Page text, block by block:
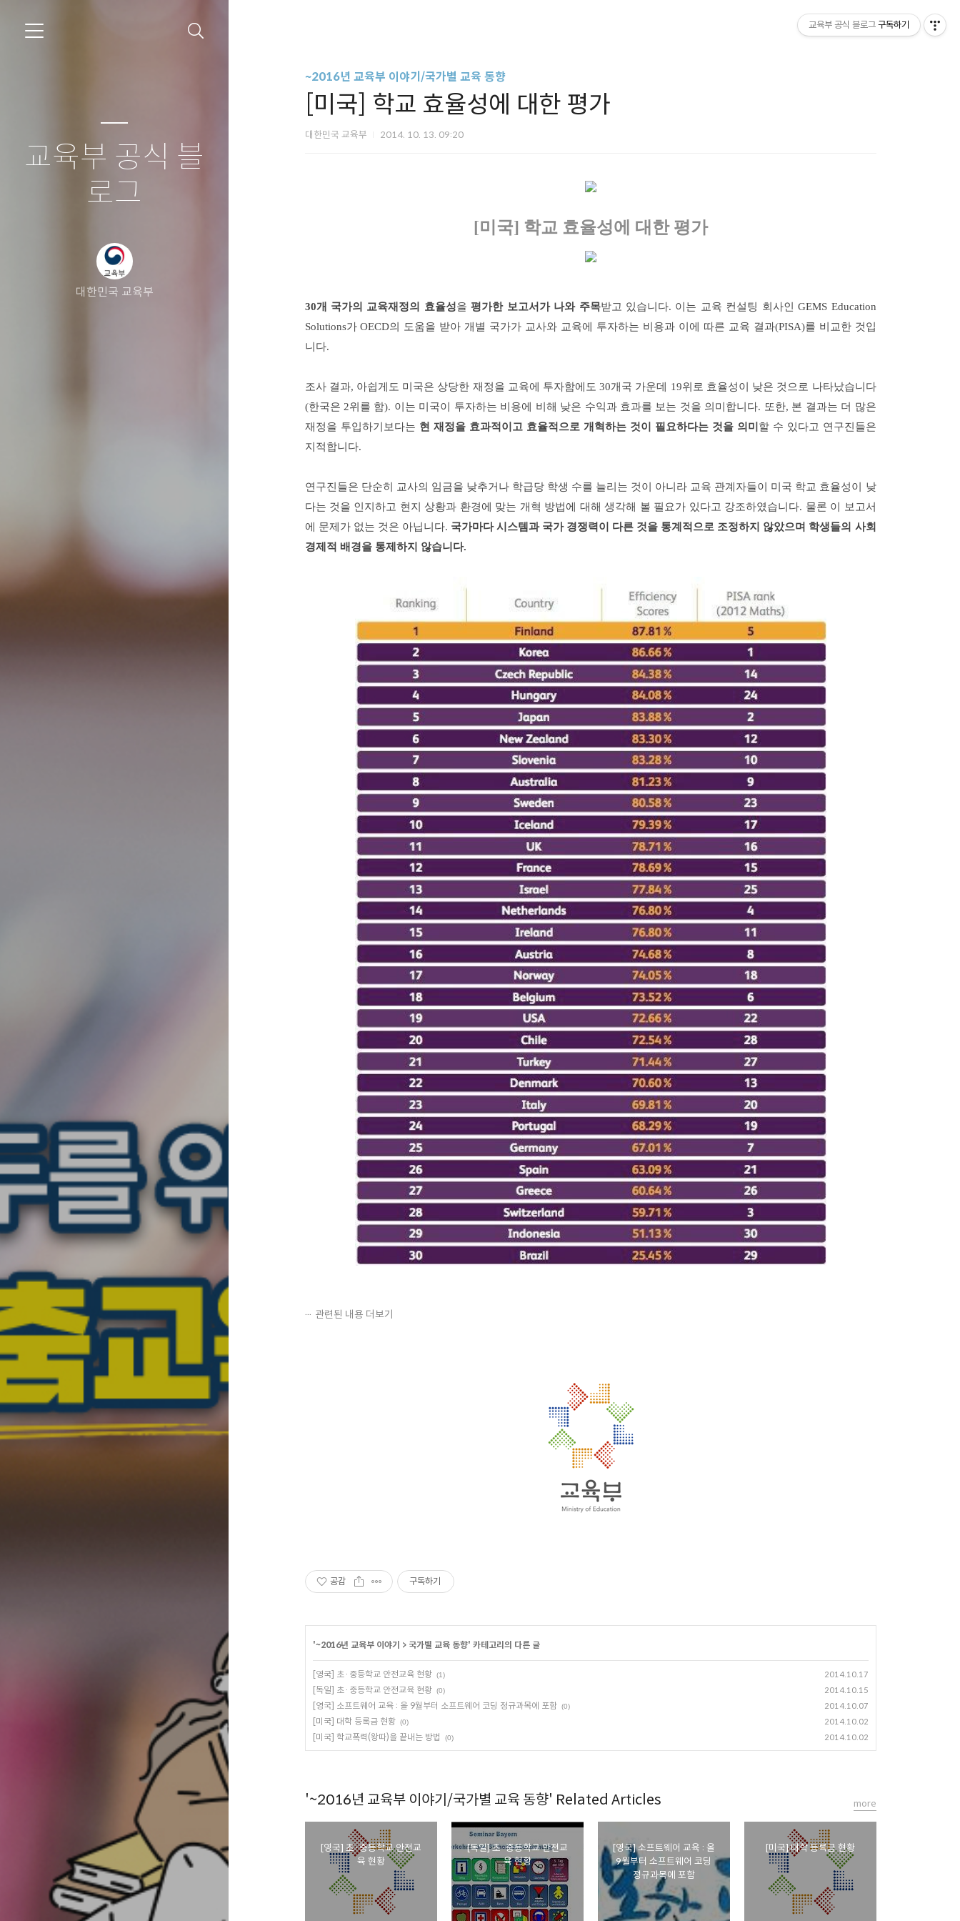
교육부 공식 블
로그
대한민국 교육부
~2016년 교육부 이야기/국가별 교육 동향
[미국] 학교 효율성에 대한 평가
대한민국 교육부 2014. 10. 13. 09:20
[미국] 학교 효율성에 대한 평가
30개 국가의 교육재정의 효율성을평가한 보고서가 나와 주목받고 있습니다. 이는 교육 컨설팅 회사인 GEMS Education
Solutions가 OECD의 도움을 받아 개별 국가가 교사와 교육에 투자하는 비용과 이에 따른 교육 결과(PISA)를 비교한 것입
니다.
조사 결과, 아쉽게도 미국은 상당한 재정을 교육에 투자함에도 30개국 가운데 19위로 효율성이 낮은 것으로 나타났습니다
(한국은 2위를 함). 이는 미국이 투자하는 비용에 비해 낮은 수익과 효과를 보는 것을 의미합니다. 또한, 본 결과는 더 많은
재정을 투입하기보다는 현 재정을 효과적이고 효율적으로 개혁하는 것이 필요하다는 것을 의미 할 수 있다고 연구진들은
지적합니다.
연구진들은 단순히 교사의 임금을 낮추거나 학급당 학생 수를 늘리는 것이 아니라 교육 관계자들이 미국 학교 효율성이 낮
다는 것을 인지하고 현지 상황과 환경에 맞는 개혁 방법에 대해 생각해 볼 필요가 있다고 강조하였습니다. 물론 이 보고서
에 문제가 없는 것은 아닙니다. 국가마다 시스템과 국가 경쟁력이 다른 것을 통계적으로 조정하지 않았으며 학생들의 사회
경제적 배경을 통제하지 않습니다.
관련된 내용 더보기
공감 구독하기
'~2016년 교육부 이야기 > 국가별 교육 동향' 카테고리의 다른 글
[영국] 초·중등학교 안전교육 현황 (1) 2014.10.17
[독일] 초·중등학교 안전교육 현황 (0) 2014.10.15
[영국] 소프트웨어 교육 : 올 9월부터 소프트웨어 코딩 정규과목에 포함 (0) 2014.10.07
[미국] 대학 등록금 현황 (0) 2014.10.02
[미국] 학교폭력(왕따)을 끝내는 방법 (0) 2014.10.02
'~2016년 교육부 이야기/국가별 교육 동향' Related Articles
[영국] 초·중등학교 안전교
육 현황
[독일] 초·중등학교 안전교
육 현황
[영국] 소프트웨어 교육 : 올
9월부터 소프트웨어 코딩
정규과목에 포함
[미국] 대학 등록금 현황
more
교육부 공식 블로그 구독하기